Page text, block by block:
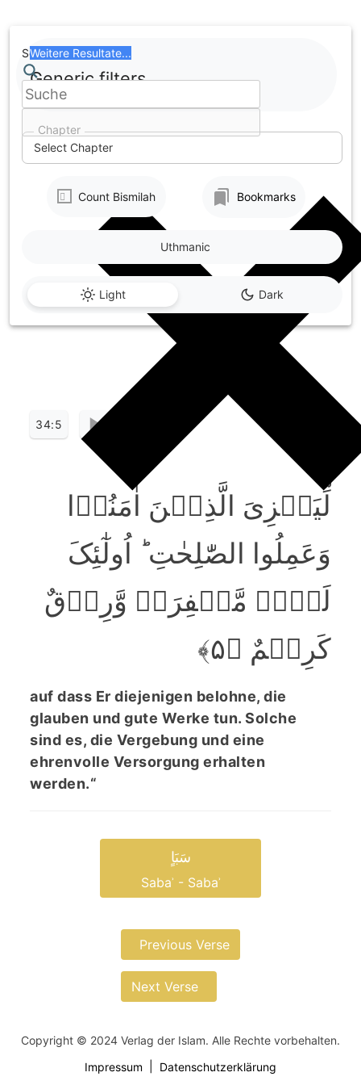
to
content
Chapter
Select Chapter
Search
Weitere Resultate...
Generic filters
Count Bismilah Bookmarks
Light Dark
Uthmanic
34:5
لِّیَجۡزِیَ الَّذِیۡنَ اٰمَنُوۡا
وَعَمِلُوا الصّٰلِحٰتِ ؕ اُولٰٓئِکَ
لَہُمۡ مَّغۡفِرَۃٌ وَّرِزۡقٌ
کَرِیۡمٌ ﴿۵﴾
auf dass Er diejenigen belohne, die
glauben und gute Werke tun. Solche
sind es, die Vergebung und eine
ehrenvolle Versorgung erhalten
werden.“
سَبَاٍ
Sabaʾ - Sabaʾ
Previous Verse
Next Verse
Copyright © 2024 Verlag der Islam. Alle Rechte vorbehalten.
Impressum
Datenschutzerklärung